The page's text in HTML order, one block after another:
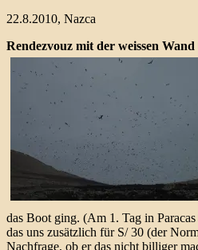
22.8.2010, Nazca
Rendezvouz mit der weissen
das Boot ging. (Am 1. Tag in
das uns zusätzlich für S/ 30 (der
Nachfrage, ob er das nicht billiger